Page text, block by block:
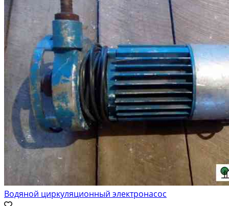
Водяной циркуляционный электронасос